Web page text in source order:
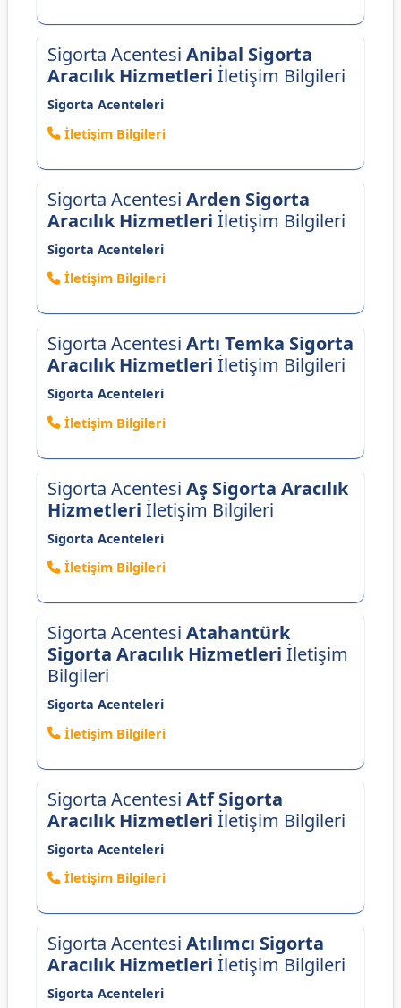
Sigorta Acentesi Anibal Sigorta
Aracılık Hizmetleri İletişim Bilgileri
Sigorta Acenteleri
İletişim Bilgileri
Sigorta Acentesi Arden Sigorta
Aracılık Hizmetleri İletişim Bilgileri
Sigorta Acenteleri
İletişim Bilgileri
Sigorta Acentesi Artı Temka Sigorta
Aracılık Hizmetleri İletişim Bilgileri
Sigorta Acenteleri
İletişim Bilgileri
Sigorta Acentesi Aş Sigorta Aracılık
Hizmetleri İletişim Bilgileri
Sigorta Acenteleri
İletişim Bilgileri
Sigorta Acentesi Atahantürk
Sigorta Aracılık Hizmetleri İletişim
Bilgileri
Sigorta Acenteleri
İletişim Bilgileri
Sigorta Acentesi Atf Sigorta
Aracılık Hizmetleri İletişim Bilgileri
Sigorta Acenteleri
İletişim Bilgileri
Sigorta Acentesi Atılımcı Sigorta
Aracılık Hizmetleri İletişim Bilgileri
Sigorta Acenteleri